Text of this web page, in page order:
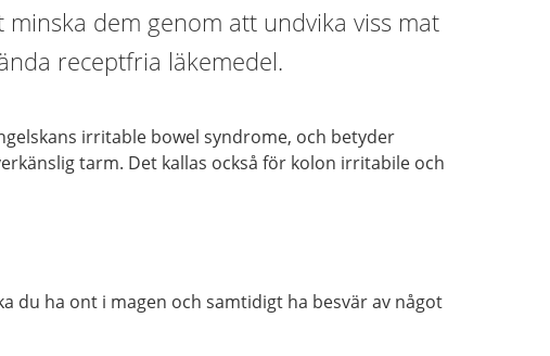
dem genom att undvika viss mat
receptfria läkemedel.
irritable bowel syndrome, och betyder
tarm. Det kallas också för kolon irritabile och
du ha ont i magen och samtidigt ha besvär av något